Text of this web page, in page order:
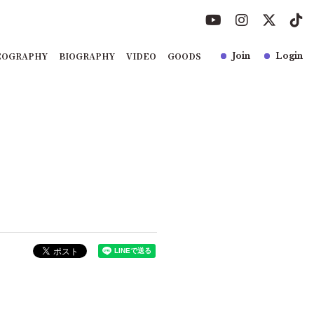
BIOGRAPHY VIDEO GOODS Join Login